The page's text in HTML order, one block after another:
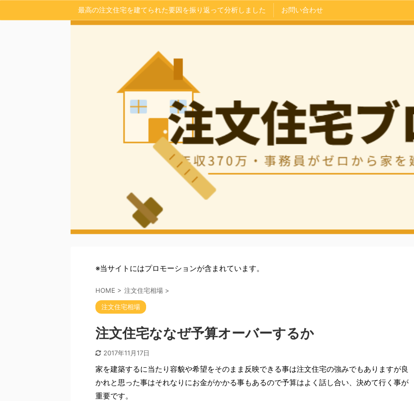
最高の注文住宅を建てられた要因を振り返って分析しました お問い合わせ
※当サイトにはプロモーションが含まれています。
HOME > 注文住宅相場 >
注文住宅相場
注文住宅ななぜ予算オーバーするか
2017年11月17日
家を建築するに当たり容貌や希望をそのまま反映できる事は注文住宅の強みでもありますが良
かれと思った事はそれなりにお金がかかる事もあるので予算はよく話し合い、決めて行く事が
重要です。